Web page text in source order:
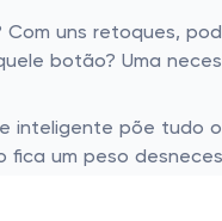
uns retoques,
botão? Uma
inteligente põe tudo
um peso